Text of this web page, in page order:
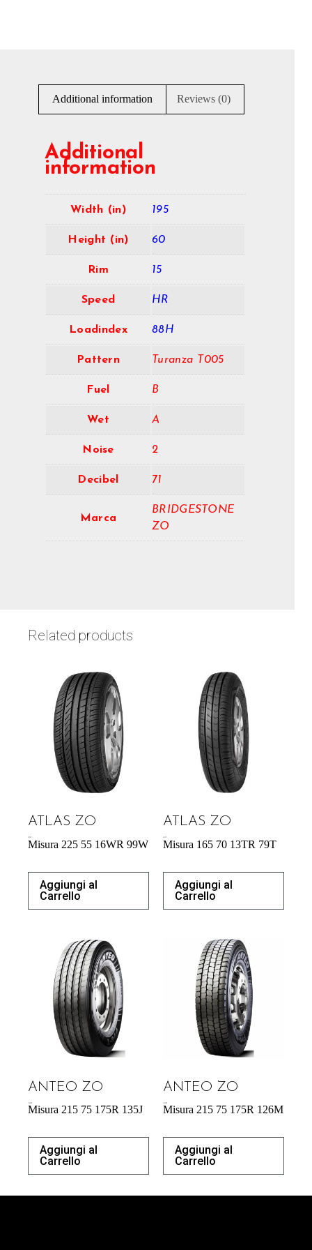
Additional information Reviews (0)
Additional
information
Width (in) 195
Height (in) 60
Rim 15
Speed HR
Loadindex 88H
Pattern Turanza T005
Fuel B
Wet A
Noise 2
Decibel 71
Marca
BRIDGESTONE
ZO
Related products
ATLAS ZO
Misura 225 55 16WR 99W
Aggiungi al
Carrello
ATLAS ZO
Misura 165 70 13TR 79T
Aggiungi al
Carrello
ANTEO ZO
Misura 215 75 175R 135J
Aggiungi al
Carrello
ANTEO ZO
Misura 215 75 175R 126M
Aggiungi al
Carrello